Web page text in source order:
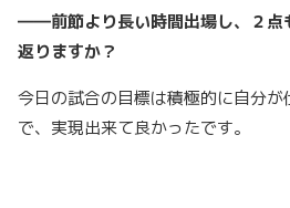
――前節より長い時間出場し、２点
返りますか？
今日の試合の目標は積極的に自分
で、実現出来て良かったです。